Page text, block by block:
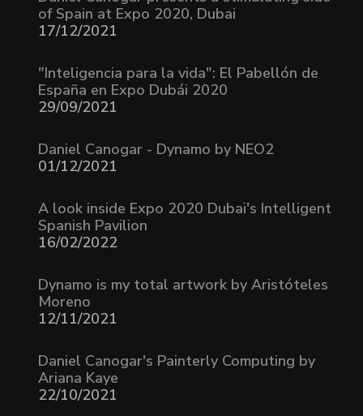
of Spain at Expo 2020, Dubai
17/12/2021
"Inteligencia para la vida": El Pabellón de
España en Expo Dubái 2020
29/09/2021
Daniel Canogar - Dynamo by NEO2
01/12/2021
A look inside Expo 2020 Dubai's Intelligent
Spanish Pavilion
16/02/2022
Dynamo is my total artwork by Aristóteles
Moreno
12/11/2021
Daniel Canogar's Painterly Computing by
Ariana Kaye
22/10/2021